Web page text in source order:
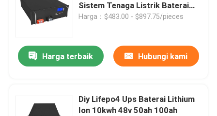
Rumah
Sistem Tenaga Listrik Baterai
Lithium
Harga：$483.00 - $897.75/pieces
Harga terbaik Hubungi kami
Diy Lifepo4 Ups Baterai Lithium
Ion 10kwh 48v 50ah 100ah